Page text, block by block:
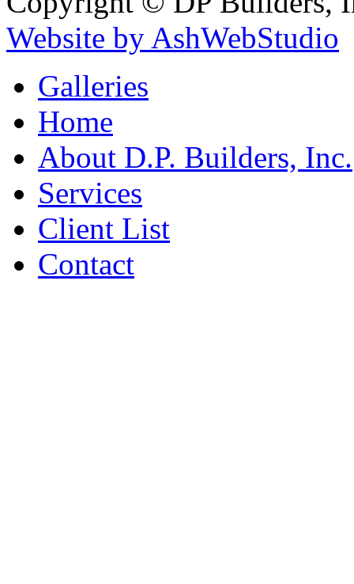
Website by AshWebStudio
Galleries
Home
About D.P. Builders, Inc.
Services
Client List
Contact